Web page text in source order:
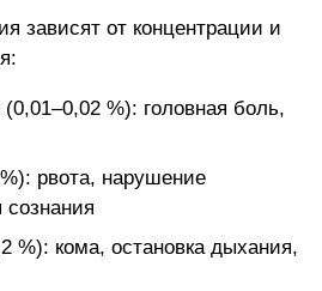
зависят от концентрации и
(0,01–0,02 %): головная боль,
рвота, нарушение
сознания
%): кома, остановка дыхания,